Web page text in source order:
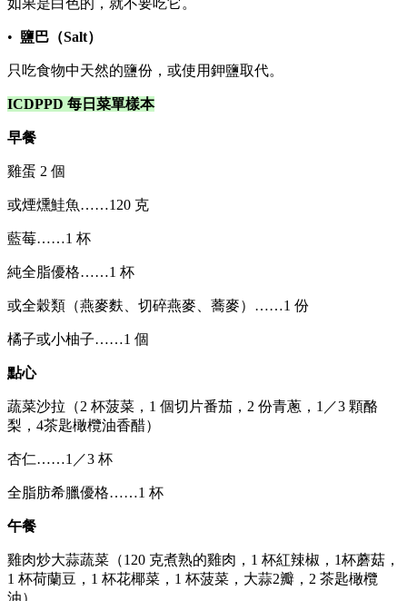
• 鹽巴（Salt）
只吃食物中天然的鹽份，或使用鉀鹽取代。
ICDPPD 每日菜單樣本
早餐
雞蛋 2 個
或煙燻鮭魚……120 克
藍莓……1 杯
純全脂優格……1 杯
或全穀類（燕麥麩、切碎燕麥、蕎麥）……1 份
橘子或小柚子……1 個
點心
蔬菜沙拉（2 杯菠菜，1 個切片番茄，2 份青蔥，1／3 顆酪
梨，4茶匙橄欖油香醋）
杏仁……1／3 杯
全脂肪希臘優格……1 杯
午餐
雞肉炒大蒜蔬菜（120 克煮熟的雞肉，1 杯紅辣椒，1杯蘑菇，
1 杯荷蘭豆，1 杯花椰菜，1 杯菠菜，大蒜2瓣，2 茶匙橄欖
油）